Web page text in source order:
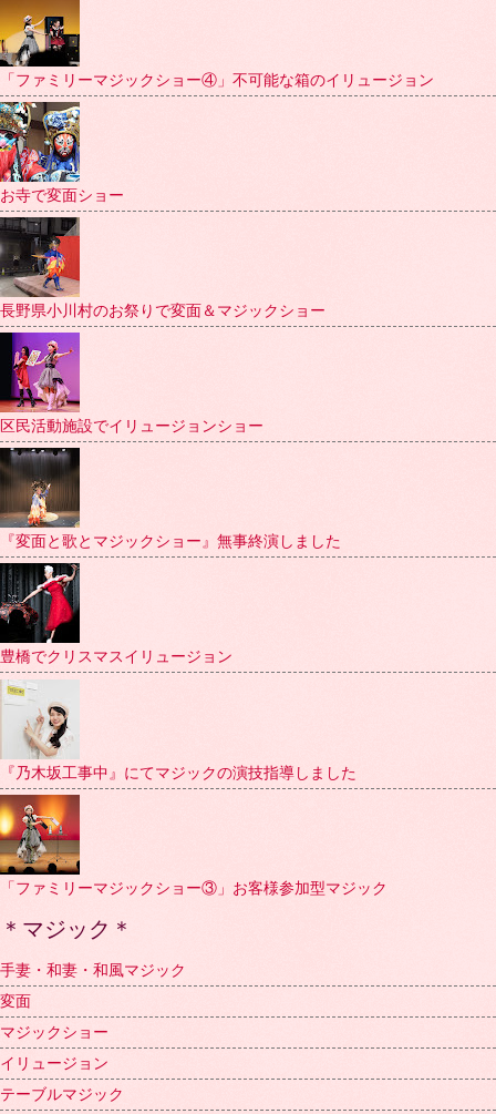
「ファミリーマジックショー④」不可能な箱のイリュージョン
お寺で変面ショー
長野県小川村のお祭りで変面＆マジックショー
区民活動施設でイリュージョンショー
『変面と歌とマジックショー』無事終演しました
豊橋でクリスマスイリュージョン
『乃木坂工事中』にてマジックの演技指導しました
「ファミリーマジックショー③」お客様参加型マジック
＊マジック＊
手妻・和妻・和風マジック
変面
マジックショー
イリュージョン
テーブルマジック